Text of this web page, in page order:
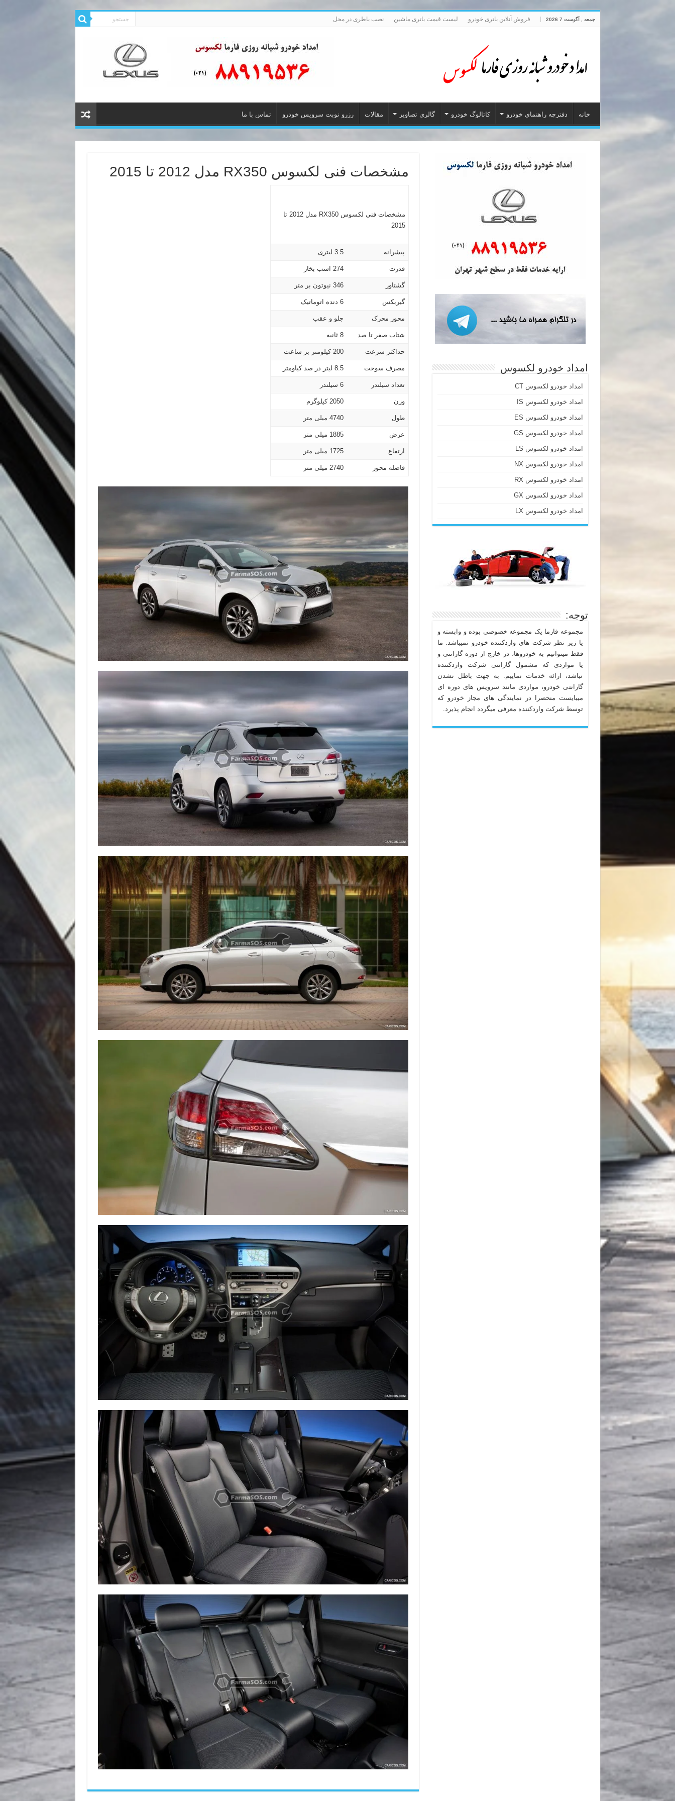
جمعه , آگوست 7 2026 فروش آنلاین باتری خودرو لیست قیمت باتری ماشین نصب باطری در محل
خانه دفترچه راهنمای خودرو کاتالوگ خودرو گالری تصاویر مقالات رزرو نوبت سرویس خودرو تماس با ما
مشخصات فنی لکسوس RX350 مدل 2012 تا 2015
مشخصات فنی لکسوس RX350 مدل 2012 تا
2015
پیشرانه
قدرت
گشتاور
گیربکس
محور محرک جلو و عقب
شتاب صفر تا صد
حداکثر سرعت
مصرف سوخت
تعداد سیلندر
وزن
طول
عرض
ارتفاع
فاصله محور
امداد خودرو لکسوس
امداد خودرو لکسوس CT
امداد خودرو لکسوس IS
امداد خودرو لکسوس ES
امداد خودرو لکسوس GS
امداد خودرو لکسوس LS
امداد خودرو لکسوس NX
امداد خودرو لکسوس RX
امداد خودرو لکسوس GX
امداد خودرو لکسوس LX
توجه:
مجموعه فارما یک مجموعه خصوصی بوده و وابسته و
یا زیر نظر شرکت های واردکننده خودرو نمیباشد. ما
فقط میتوانیم به خودروها، در خارج از دوره گارانتی و
یا مواردی که مشمول گارانتی شرکت واردکننده
نباشد، ارائه خدمات نماییم. به جهت باطل نشدن
گارانتی خودرو، مواردی مانند سرویس های دوره ای
میبایست منحصرا در نمایندگی های مجاز خودرو که
توسط شرکت واردکننده معرفی میگردد انجام پذیرد.